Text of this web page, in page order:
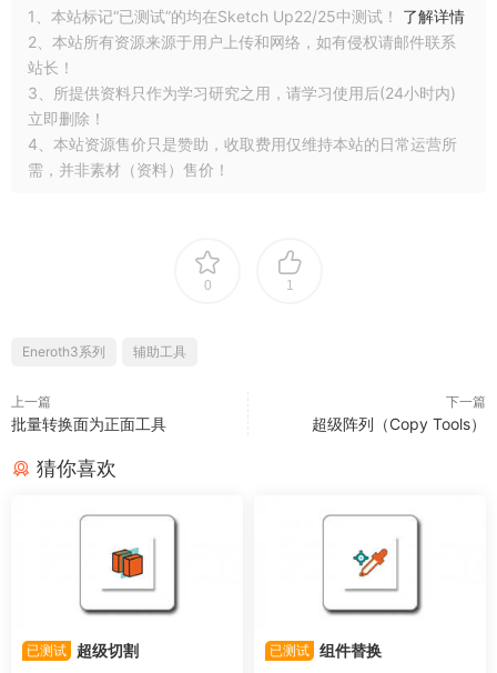
1、本站标记“已测试”的均在Sketch Up22/25中测试！ 了解详情
2、本站所有资源来源于用户上传和网络，如有侵权请邮件联系
站长！
3、所提供资料只作为学习研究之用，请学习使用后(24小时内)
立即删除！
4、本站资源售价只是赞助，收取费用仅维持本站的日常运营所
需，并非素材（资料）售价！
0 1
Eneroth3系列 辅助工具
上一篇
批量转换面为正面工具
下一篇
超级阵列（Copy Tools）
猜你喜欢
已测试 超级切割 已测试 组件替换